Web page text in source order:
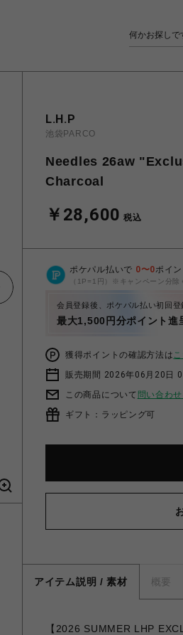
L.H.P
池袋PARCO
Needles 26aw
Charcoal
￥28,600 税込
ポケパル払いで 0〜0ポイン
（1P=1円）※キャンペーン分除
会員登録後、ポケパル払い初回登
最大1,500円分ポイント進
獲得ポイントの確認方法は
販売期間 2026年06月20日
この商品について 問い合わ
ギフト：ラッピング可
アイテム説明 / 素材 概要
【2026 SUMMER LHP